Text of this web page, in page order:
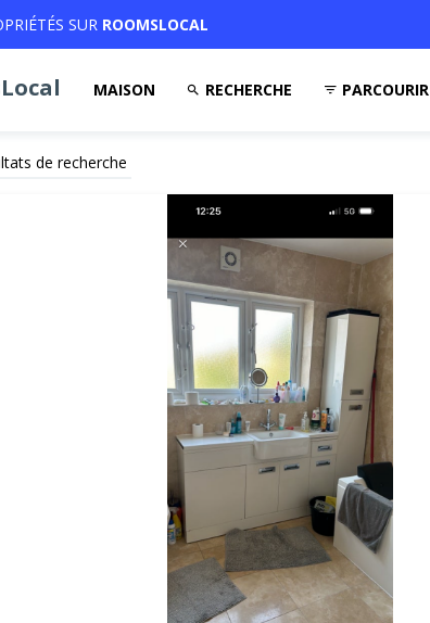
SUR ROOMSLOCAL
MAISON RECHERCHE PARCOURIR
de recherche